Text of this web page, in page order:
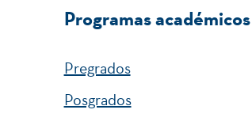
Programas académicos
Pregrados
Posgrados